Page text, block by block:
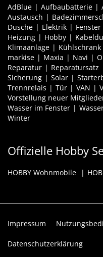
AdBlue Aufbaubatterie
Austausch
Dusche
Elektrik Fenster
Heizung
Hobby
Klimaanlage
Kühlschrank
markise
Maxia Navi
Reparatur
Reparatursatz
Sicherung
Solar
Trennrelais
Tür VAN
Vorstellung neuer
Wasser im Fenster
Winter
Offizielle Hobby
HOBBY Wohnmobile
Impressum
Datenschutzerklärung